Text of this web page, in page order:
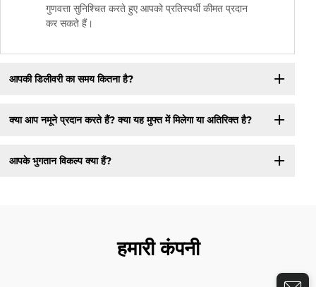
गुणवत्ता सुनिश्चित करते हुए आपको प्रतिस्पर्धी कीमत प्रदान
कर सकते हैं।
आपकी डिलीवरी का समय कितना है?
क्या आप नमूने प्रदान करते हैं? क्या यह मुफ्त में मिलेगा या अतिरिक्त है?
आपके भुगतान विकल्प क्या हैं?
हमारी कंपनी